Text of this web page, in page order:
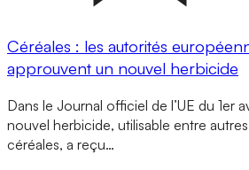
Céréales : les autorités
approuvent un nouvel herbicide
Dans le Journal officiel de l’UE du 1er
nouvel herbicide, utilisable entre
céréales, a reçu…